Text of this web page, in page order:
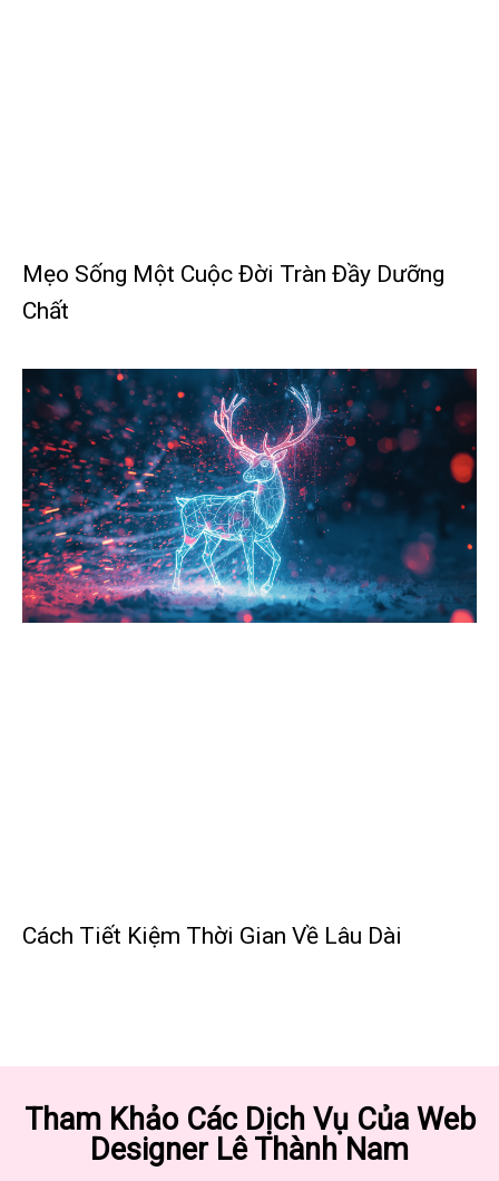
Mẹo Sống Một Cuộc Đời Tràn Đầy Dưỡng
Chất
Cách Tiết Kiệm Thời Gian Về Lâu Dài
Tham Khảo Các Dịch Vụ Của Web
Designer Lê Thành Nam